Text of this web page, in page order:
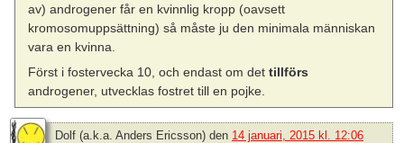
av) androgener får en kvinnlig kropp (oavsett
kromosomuppsättning) så måste ju den minimala människan
vara en kvinna.
Först i fostervecka 10, och endast om dettillförs
androgener, utvecklas fostret till en pojke.
Dolf (a.k.a. Anders Ericsson) den 14 januari, 2015 kl. 12:06